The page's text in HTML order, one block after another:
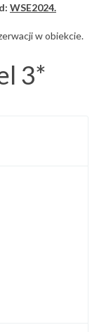
WSE2024.
w obiekcie.
3*